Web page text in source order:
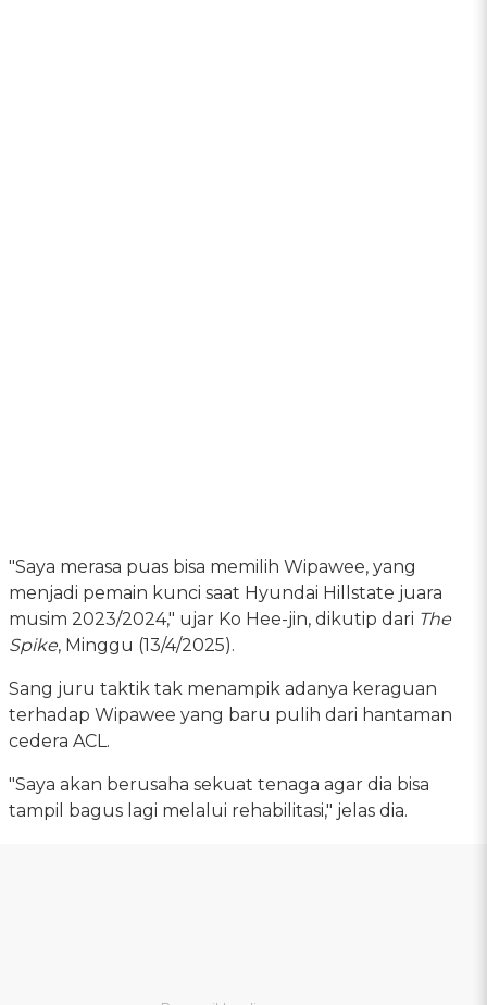
"Saya merasa puas bisa memilih Wipawee, yang
menjadi pemain kunci saat Hyundai Hillstate juara
musim 2023/2024," ujar Ko Hee-jin, dikutip dari The
Spike, Minggu (13/4/2025).
Sang juru taktik tak menampik adanya keraguan
terhadap Wipawee yang baru pulih dari hantaman
cedera ACL.
"Saya akan berusaha sekuat tenaga agar dia bisa
tampil bagus lagi melalui rehabilitasi," jelas dia.